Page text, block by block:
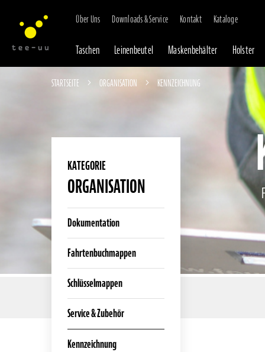
Über Uns Downloads & Service Kontakt Kataloge
Taschen Leinenbeutel Maskenbehälter Holster
STARTSEITE ORGANISATION KENNZEICHNUNG
Elemente
KATEGORIE
ORGANISATION
Dokumentation
Fahrtenbuchmappen
Schlüsselmappen
Service & Zubehör
Kennzeichnung